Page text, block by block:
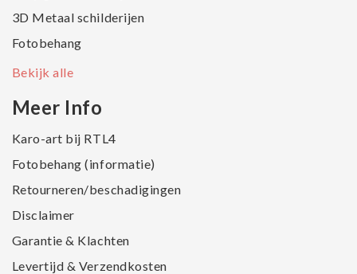
3D Metaal schilderijen
Fotobehang
Bekijk alle
Meer Info
Karo-art bij RTL4
Fotobehang (informatie)
Retourneren/beschadigingen
Disclaimer
Garantie & Klachten
Levertijd & Verzendkosten